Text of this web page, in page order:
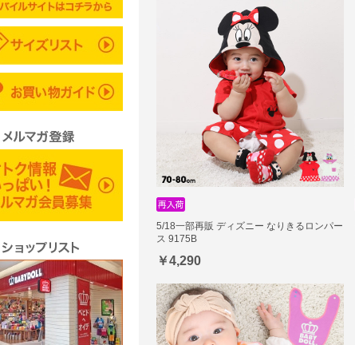
5/18一部再販 ディズニー なりきるロンパー
ス 9175B
￥4,290